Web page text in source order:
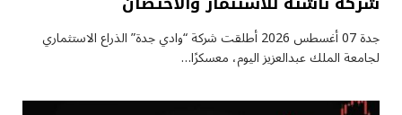
جدة 07 أغسطس 2026 أطلقت شركة “وادي جدة” الذراع الاستثماري
لجامعة الملك عبدالعزيز اليوم، معسكرًا…